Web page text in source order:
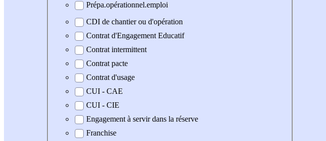
Prépa.opérationnel.emploi
CDI de chantier ou d'opération
Contrat d'Engagement Educatif
Contrat intermittent
Contrat pacte
Contrat d'usage
CUI - CAE
CUI - CIE
Engagement à servir dans la réserve
Franchise